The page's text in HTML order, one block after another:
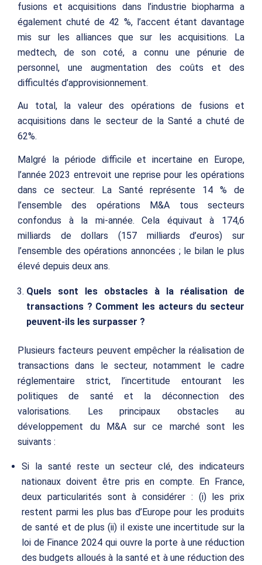
fusions et acquisitions dans l’industrie biopharma a
également chuté de 42 %, l’accent étant davantage
mis sur les alliances que sur les acquisitions. La
medtech, de son coté, a connu une pénurie de
personnel, une augmentation des coûts et des
difficultés d’approvisionnement.
Au total, la valeur des opérations de fusions et
acquisitions dans le secteur de la Santé a chuté de
62%.
Malgré la période difficile et incertaine en Europe,
l’année 2023 entrevoit une reprise pour les opérations
dans ce secteur. La Santé représente 14 % de
l’ensemble des opérations M&A tous secteurs
confondus à la mi-année. Cela équivaut à 174,6
milliards de dollars (157 milliards d’euros) sur
l’ensemble des opérations annoncées ; le bilan le plus
élevé depuis deux ans.
Quels sont les obstacles à la réalisation de
transactions ? Comment les acteurs du secteur
peuvent-ils les surpasser ?
Plusieurs facteurs peuvent empêcher la réalisation de
transactions dans le secteur, notamment le cadre
réglementaire strict, l’incertitude entourant les
politiques de santé et la déconnection des
valorisations. Les principaux obstacles au
développement du M&A sur ce marché sont les
suivants :
Si la santé reste un secteur clé, des indicateurs
nationaux doivent être pris en compte. En France,
deux particularités sont à considérer : (i) les prix
restent parmi les plus bas d’Europe pour les produits
de santé et de plus (ii) il existe une incertitude sur la
loi de Finance 2024 qui ouvre la porte à une réduction
des budgets alloués à la santé et à une réduction des